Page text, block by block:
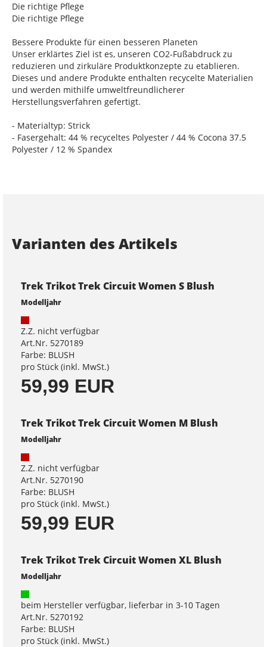
Die richtige Pflege
Die richtige Pflege
Bessere Produkte für einen besseren Planeten
Unser erklärtes Ziel ist es, unseren CO2-Fußabdruck zu
reduzieren und zirkuläre Produktkonzepte zu etablieren.
Dieses und andere Produkte enthalten recycelte Materialien
und werden mithilfe umweltfreundlicherer
Herstellungsverfahren gefertigt.
- Materialtyp: Strick
- Fasergehalt: 44 % recyceltes Polyester / 44 % Cocona 37.5
Polyester / 12 % Spandex
Varianten des Artikels
Trek Trikot Trek Circuit Women S Blush
Modelljahr
Z.Z. nicht verfügbar
Art.Nr. 5270189
Farbe: BLUSH
pro Stück (inkl. MwSt.)
59,99 EUR
Trek Trikot Trek Circuit Women M Blush
Modelljahr
Z.Z. nicht verfügbar
Art.Nr. 5270190
Farbe: BLUSH
pro Stück (inkl. MwSt.)
59,99 EUR
Trek Trikot Trek Circuit Women XL Blush
Modelljahr
beim Hersteller verfügbar, lieferbar in 3-10 Tagen
Art.Nr. 5270192
Farbe: BLUSH
pro Stück (inkl. MwSt.)